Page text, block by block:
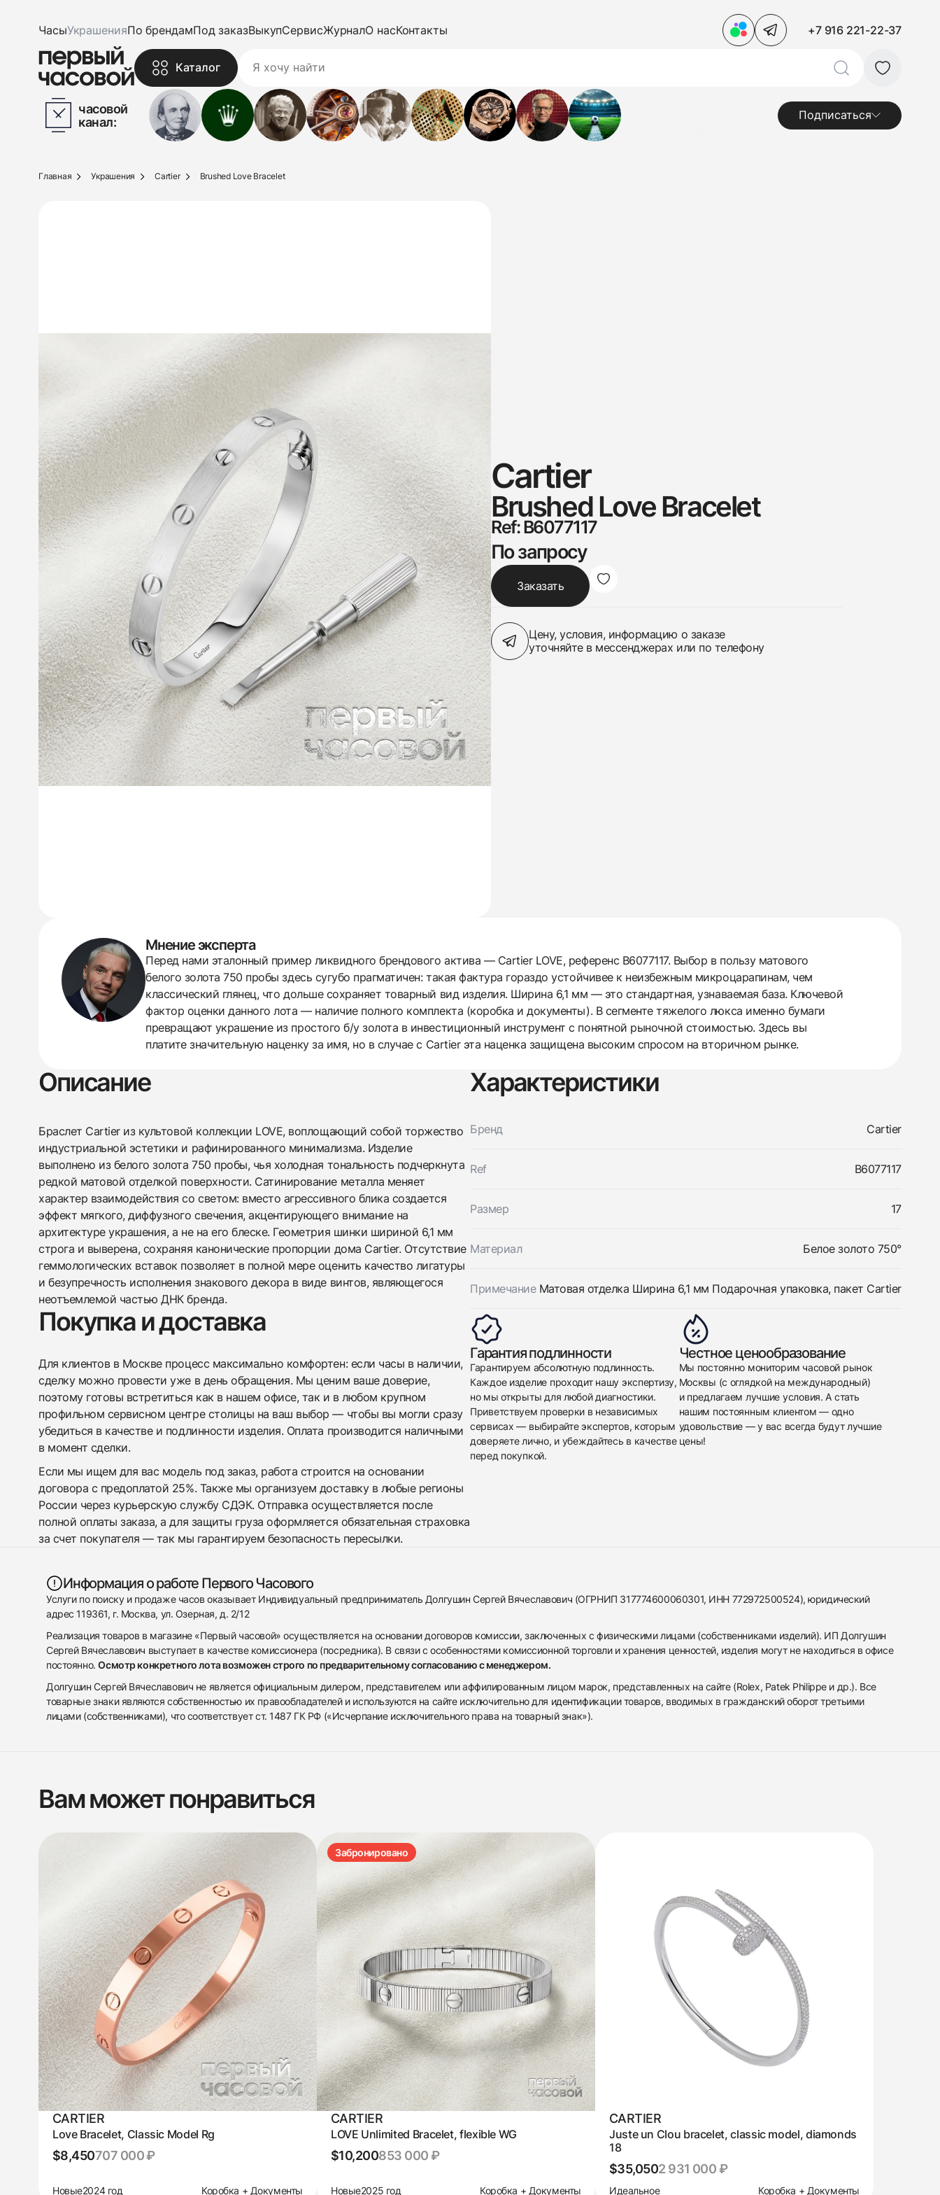
ЧасыУкрашенияПо брендамПод заказВыкупСервисЖурналО насКонтакты +7 916 221-22-37
Каталог
часовой
канал:
Подписаться
438
285
145
142
205
204
195
150
6
Главная Украшения Cartier Brushed Love Bracelet
Cartier
Brushed Love Bracelet
Ref: B6077117
По запросу
Заказать
Цену, условия, информацию о заказе
уточняйте в мессенджерах или по телефону
Мнение эксперта
Перед нами эталонный пример ликвидного брендового актива — Cartier LOVE, референс B6077117. Выбор в пользу матового
белого золота 750 пробы здесь сугубо прагматичен: такая фактура гораздо устойчивее к неизбежным микроцарапинам, чем
классический глянец, что дольше сохраняет товарный вид изделия. Ширина 6,1 мм — это стандартная, узнаваемая база. Ключевой
фактор оценки данного лота — наличие полного комплекта (коробка и документы). В сегменте тяжелого люкса именно бумаги
превращают украшение из простого б/у золота в инвестиционный инструмент с понятной рыночной стоимостью. Здесь вы
платите значительную наценку за имя, но в случае с Cartier эта наценка защищена высоким спросом на вторичном рынке.
Описание
Браслет Cartier из культовой коллекции LOVE, воплощающий собой торжество
индустриальной эстетики и рафинированного минимализма. Изделие
выполнено из белого золота 750 пробы, чья холодная тональность подчеркнута
редкой матовой отделкой поверхности. Сатинирование металла меняет
характер взаимодействия со светом: вместо агрессивного блика создается
эффект мягкого, диффузного свечения, акцентирующего внимание на
архитектуре украшения, а не на его блеске. Геометрия шинки шириной 6,1 мм
строга и выверена, сохраняя канонические пропорции дома Cartier. Отсутствие
геммологических вставок позволяет в полной мере оценить качество лигатуры
и безупречность исполнения знакового декора в виде винтов, являющегося
неотъемлемой частью ДНК бренда.
Характеристики
Бренд Cartier
Ref B6077117
Размер 17
Материал Белое золото 750°
Примечание Матовая отделка Ширина 6,1 мм Подарочная упаковка, пакет Cartier
Покупка и доставка
Для клиентов в Москве процесс максимально комфортен: если часы в наличии,
сделку можно провести уже в день обращения. Мы ценим ваше доверие,
поэтому готовы встретиться как в нашем офисе, так и в любом крупном
профильном сервисном центре столицы на ваш выбор — чтобы вы могли сразу
убедиться в качестве и подлинности изделия. Оплата производится наличными
в момент сделки.
Если мы ищем для вас модель под заказ, работа строится на основании
договора с предоплатой 25%. Также мы организуем доставку в любые регионы
России через курьерскую службу СДЭК. Отправка осуществляется после
полной оплаты заказа, а для защиты груза оформляется обязательная страховка
за счет покупателя — так мы гарантируем безопасность пересылки.
Гарантия подлинности
Гарантируем абсолютную подлинность.
Каждое изделие проходит нашу экспертизу,
но мы открыты для любой диагностики.
Приветствуем проверки в независимых
сервисах — выбирайте экспертов, которым
доверяете лично, и убеждайтесь в качестве
перед покупкой.
Честное ценообразование
Мы постоянно мониторим часовой рынок
Москвы (с оглядкой на международный)
и предлагаем лучшие условия. А стать
нашим постоянным клиентом — одно
удовольствие — у вас всегда будут лучшие
цены!
Информация о работе Первого Часового
Услуги по поиску и продаже часов оказывает Индивидуальный предприниматель Долгушин Сергей Вячеславович (ОГРНИП 317774600060301, ИНН 772972500524), юридический
адрес 119361, г. Москва, ул. Озерная, д. 2/12
Реализация товаров в магазине «Первый часовой» осуществляется на основании договоров комиссии, заключенных с физическими лицами (собственниками изделий). ИП Долгушин
Сергей Вячеславович выступает в качестве комиссионера (посредника). В связи с особенностями комиссионной торговли и хранения ценностей, изделия могут не находиться в офисе
постоянно.Осмотр конкретного лота возможен строго по предварительному согласованию с менеджером.
Долгушин Сергей Вячеславович не является официальным дилером, представителем или аффилированным лицом марок, представленных на сайте (Rolex, Patek Philippe и др.). Все
товарные знаки являются собственностью их правообладателей и используются на сайте исключительно для идентификации товаров, вводимых в гражданский оборот третьими
лицами (собственниками), что соответствует ст. 1487 ГК РФ («Исчерпание исключительного права на товарный знак»).
Заказать эти часы
Оставьте ваши контактные данные и мы свяжемся с
вами
Cartier
Brushed Love Bracelet
НовыеКоробка + Документы
$11,350
Отправить заявку
вами
Cartier
Brushed Love Bracelet
НовыеКоробка + Документы
$11,350
Приложите фото ваших часов…
Отправить заявку
Вам может понравиться
CARTIER
Love Bracelet, Classic Model Rg
$8,450707 000 ₽
Новые2024 год Коробка + Документы
Забронировано
CARTIER
LOVE Unlimited Bracelet, flexible WG
$10,200853 000 ₽
Новые2025 год Коробка + Документы
CARTIER
Juste un Clou bracelet, classic model, diamonds
18
$35,0502 931 000 ₽
Идеальное Коробка + Документы